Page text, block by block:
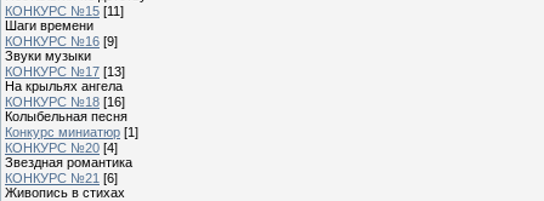
КОНКУРС №15 [11]
Шаги времени
КОНКУРС №16 [9]
Звуки музыки
КОНКУРС №17 [13]
На крыльях ангела
КОНКУРС №18 [16]
Колыбельная песня
Конкурс миниатюр [1]
КОНКУРС №20 [4]
Звездная романтика
КОНКУРС №21 [6]
Живопись в стихах